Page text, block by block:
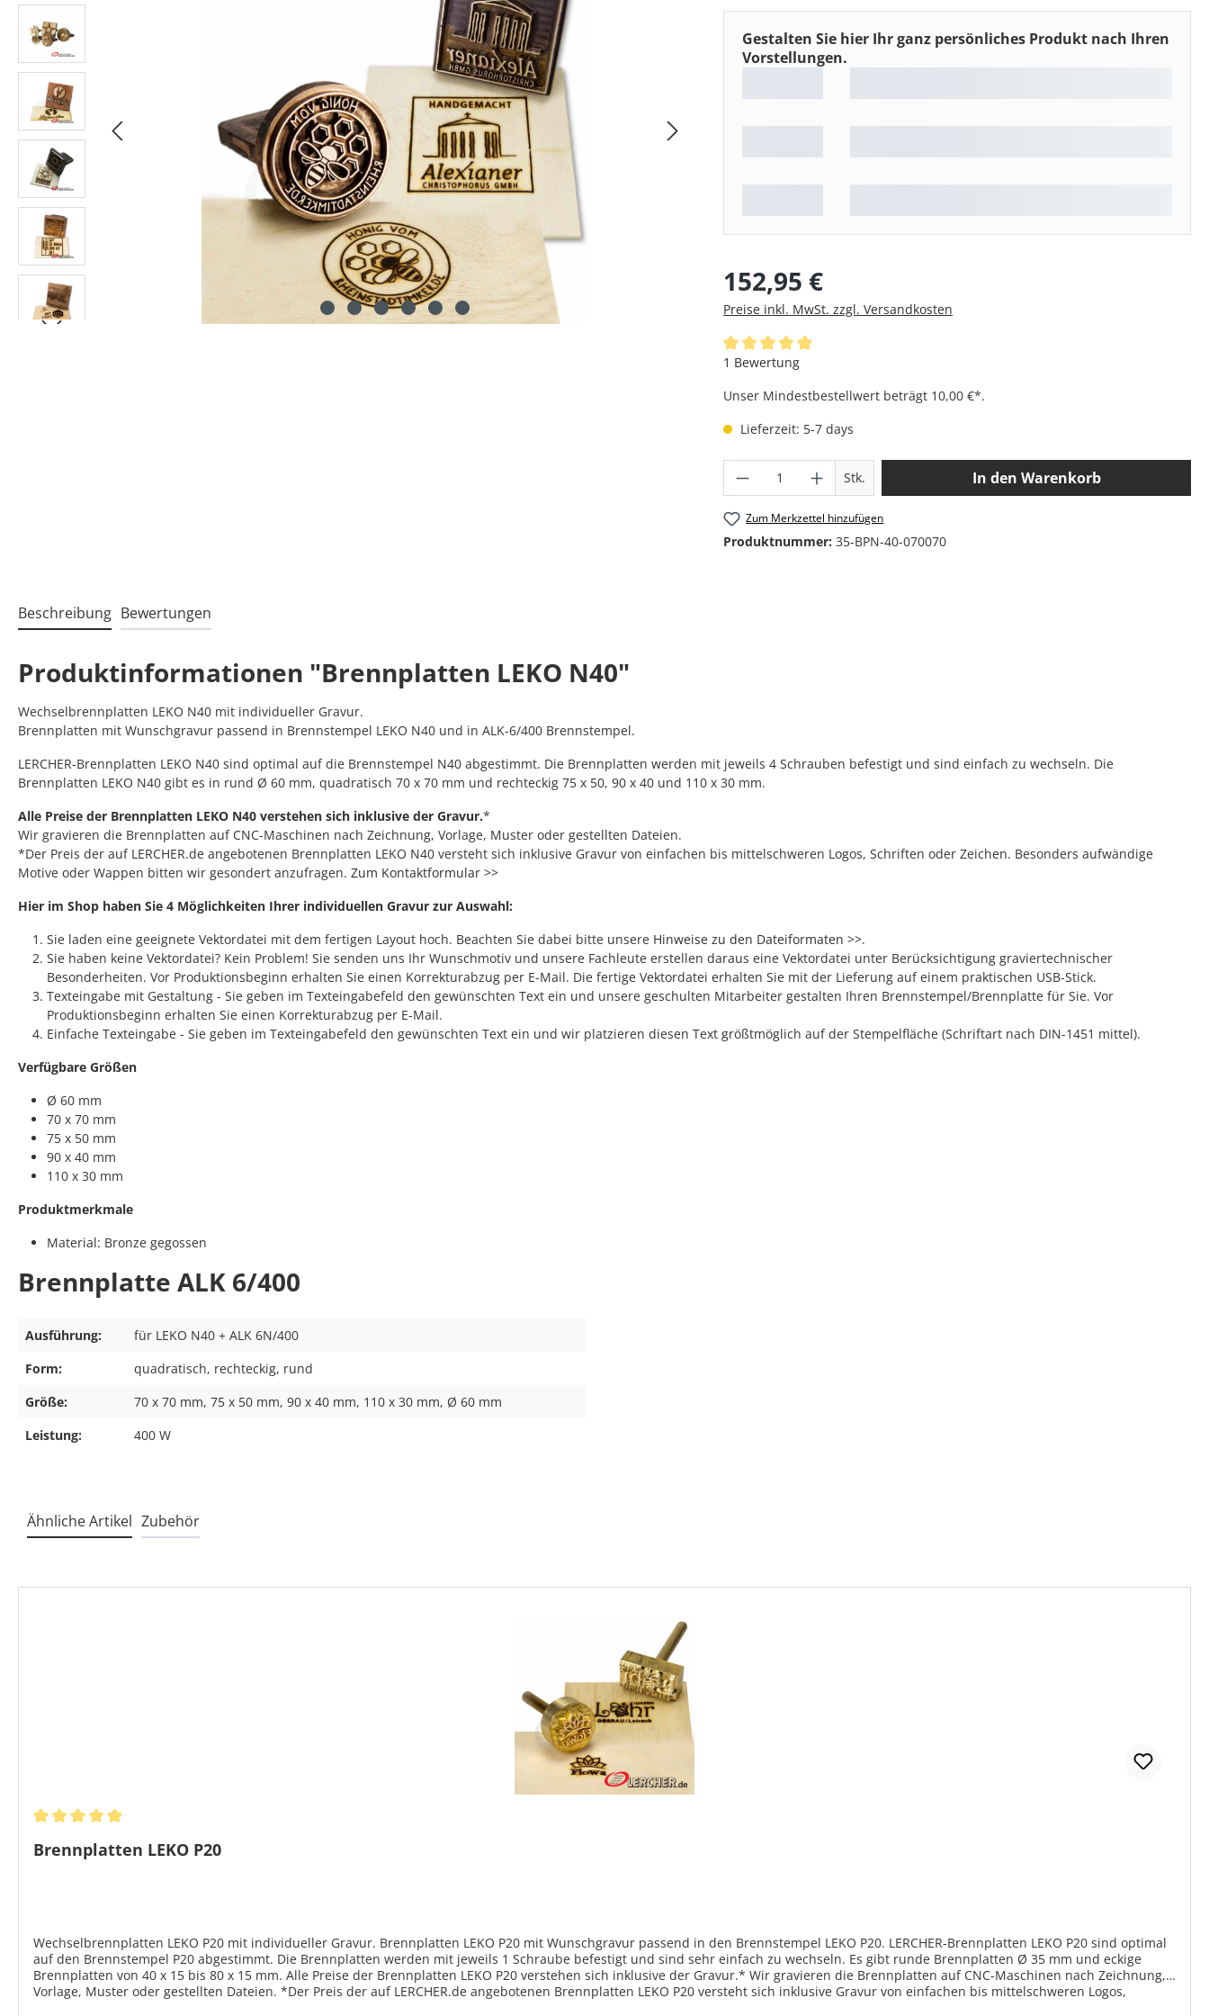
Gestalten Sie hier Ihr ganz persönliches Produkt nach Ihren
Vorstellungen.
Regulärer Preis:
152,95 €
Preise inkl. MwSt. zzgl. Versandkosten
Durchschnittliche Bewertung von 5 von 5 Sternen
1 Bewertung
Unser Mindestbestellwert beträgt 10,00 €*.
Lieferzeit: 5-7 days
Produkt Anzahl: Gib den gewünschten Wert
Stk. In den Warenkorb
Zum Merkzettel hinzufügen
Produktnummer: 35-BPN-40-070070
Beschreibung Bewertungen
Produktinformationen "Brennplatten LEKO N40"
Wechselbrennplatten LEKO N40 mit individueller Gravur.
Brennplatten mit Wunschgravur passend in Brennstempel LEKO N40 und in ALK-6/400 Brennstempel.
LERCHER-Brennplatten LEKO N40 sind optimal auf die Brennstempel N40 abgestimmt. Die Brennplatten werden mit jeweils 4 Schrauben befestigt und sind einfach zu wechseln. Die
Brennplatten LEKO N40 gibt es in rund Ø 60 mm, quadratisch 70 x 70 mm und rechteckig 75 x 50, 90 x 40 und 110 x 30 mm.
Alle Preise der Brennplatten LEKO N40 verstehen sich inklusive der Gravur.*
Wir gravieren die Brennplatten auf CNC-Maschinen nach Zeichnung, Vorlage, Muster oder gestellten Dateien.
*Der Preis der auf LERCHER.de angebotenen Brennplatten LEKO N40 versteht sich inklusive Gravur von einfachen bis mittelschweren Logos, Schriften oder Zeichen. Besonders aufwändige
Motive oder Wappen bitten wir gesondert anzufragen. Zum Kontaktformular >>
Hier im Shop haben Sie 4 Möglichkeiten Ihrer individuellen Gravur zur Auswahl:
Sie laden eine geeignete Vektordatei mit dem fertigen Layout hoch. Beachten Sie dabei bitte unsere Hinweise zu den Dateiformaten >>.
Sie haben keine Vektordatei? Kein Problem! Sie senden uns Ihr Wunschmotiv und unsere Fachleute erstellen daraus eine Vektordatei unter Berücksichtigung graviertechnischer
Besonderheiten. Vor Produktionsbeginn erhalten Sie einen Korrekturabzug per E-Mail. Die fertige Vektordatei erhalten Sie mit der Lieferung auf einem praktischen USB-Stick.
Texteingabe mit Gestaltung - Sie geben im Texteingabefeld den gewünschten Text ein und unsere geschulten Mitarbeiter gestalten Ihren Brennstempel/Brennplatte für Sie. Vor
Produktionsbeginn erhalten Sie einen Korrekturabzug per E-Mail.
Einfache Texteingabe - Sie geben im Texteingabefeld den gewünschten Text ein und wir platzieren diesen Text größtmöglich auf der Stempelfläche (Schriftart nach DIN-1451 mittel).
Verfügbare Größen
Ø 60 mm
70 x 70 mm
75 x 50 mm
90 x 40 mm
110 x 30 mm
Produktmerkmale
Material: Bronze gegossen
Brennplatte ALK 6/400
Ausführung:
für LEKO N40 + ALK 6N/400
Form:
quadratisch, rechteckig, rund
Größe:
70 x 70 mm, 75 x 50 mm, 90 x 40 mm, 110 x 30 mm, Ø 60 mm
Leistung:
400 W
Ähnliche Artikel Zubehör
Brennplatten LEKO P20
Wechselbrennplatten LEKO P20 mit individueller Gravur. Brennplatten LEKO P20 mit Wunschgravur passend in den Brennstempel LEKO P20. LERCHER-Brennplatten LEKO P20 sind optimal
auf den Brennstempel P20 abgestimmt. Die Brennplatten werden mit jeweils 1 Schraube befestigt und sind sehr einfach zu wechseln. Es gibt runde Brennplatten Ø 35 mm und eckige
Brennplatten von 40 x 15 bis 80 x 15 mm. Alle Preise der Brennplatten LEKO P20 verstehen sich inklusive der Gravur.* Wir gravieren die Brennplatten auf CNC-Maschinen nach Zeichnung,
Vorlage, Muster oder gestellten Dateien. *Der Preis der auf LERCHER.de angebotenen Brennplatten LEKO P20 versteht sich inklusive Gravur von einfachen bis mittelschweren Logos,